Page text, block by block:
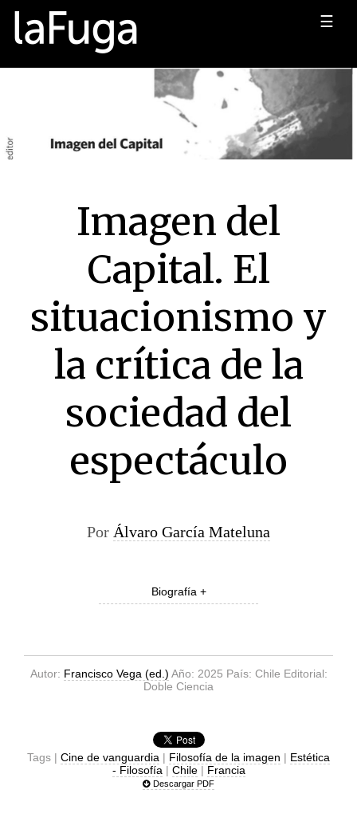
☰
Imagen del
Capital. El
situacionismo y
la crítica de la
sociedad del
espectáculo
Por Álvaro García Mateluna
Biografía +
Autor: Francisco Vega (ed.) Año: 2025 País: Chile Editorial:
Doble Ciencia
Tags | Cine de vanguardia | Filosofía de la imagen | Estética
- Filosofía | Chile| Francia
Descargar PDF